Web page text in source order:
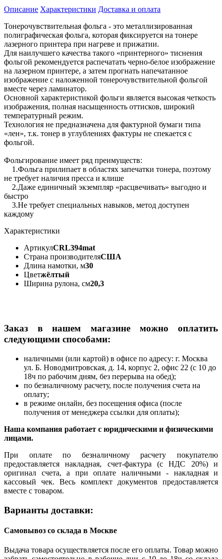
Описание Характеристики Доставка и оплата
Тонерочувствительная фольга - это металлизированная
полиграфическая фольга, которая фиксируется на тонере
лазерного принтера при нагреве и прижатии.
Для наилучшего качества такого «принтерного» тиснения
фольгой рекомендуется распечатать черно-белое изображение
на лазерном принтере, а затем прогнать напечатанное
изображение с наложенной тонерочувствительной фольгой
вместе через ламинатор.
Основной характеристикой фольги является высокая четкость
изображения, полная насыщенность оттисков, широкий
температурный режим.
Технология не предназначена для фактурной бумаги типа
«лен», т.к. тонер в углублениях фактуры не спекается с
фольгой.
Фольгирование имеет ряд преимуществ:
1.Фольга прилипает в областях запечатки тонера, поэтому
не требует наличия пресса и клише
2.Даже единичный экземпляр «расцвечивать» выгодно и
быстро
3.Не требует специальных навыков, метод доступен
каждому
Характеристики
АртикулCRL394mat
Страна производителяСША
Длина намотки, м30
Цветжёлтый
Ширина рулона, см20,3
Заказ в нашем магазине можно оплатить
следующими способами:
наличными (или картой) в офисе по адресу: г. Москва
ул. Б. Новодмитровская, д. 14, корпус 2, офис 22 (с 10 до
18ч по рабочим дням, без перерыва на обед);
по безналичному расчету, после получения счета на
оплату;
в режиме онлайн, без посещения офиса (после
получения от менеджера ссылки для оплаты);
Наша компания работает с юридическими и физическими
лицами.
При оплате по безналичному расчету покупателю
предоставляется накладная, счет-фактура (с НДС 20%) и
оригинал счета, а при оплате наличными - накладная и
кассовый чек. Весь комплект документов предоставляется
вместе с товаром.
Варианты доставки:
Самовывоз со склада в Москве
Выдача товара осуществляется после его оплаты. Товар можно